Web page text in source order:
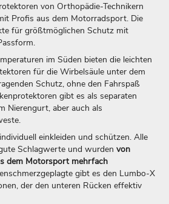
von Orthopädie-Technikern
Profis aus dem Motorradsport. Die
für größtmöglichen Schutz mit
im Süden bieten die leichten
für die Wirbelsäule unter dem
Schutz, ohne den Fahrspaß
gibt es als separaten
Nierengurt, aber auch als
einkleiden und schützen. Alle
Schlagwerte und wurden von
dem Motorsport mehrfach
gibt es den Lumbo-X
der den unteren Rücken effektiv